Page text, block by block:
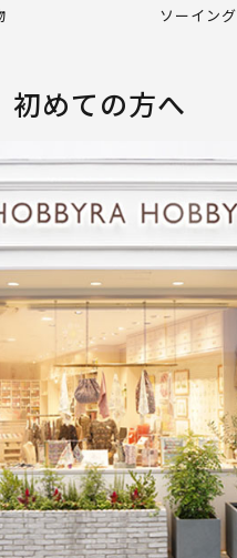
ソーイング
初めての方へ